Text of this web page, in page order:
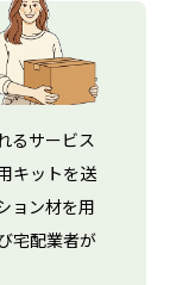
るサービス
キットを送
ョン材を用
宅配業者が